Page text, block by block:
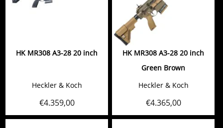
HK MR308 A3-28 20 inch
Heckler & Koch
€4.359,00
HK MR308 A3-28 20 inch
Green Brown
Heckler & Koch
€4.365,00